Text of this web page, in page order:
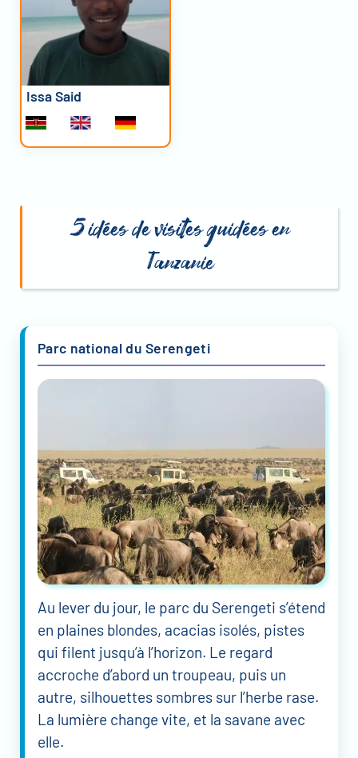
Issa Said
5 idées de visites guidées en
Tanzanie
Parc national du Serengeti
Au lever du jour, le parc du Serengeti s’étend
en plaines blondes, acacias isolés, pistes
qui filent jusqu’à l’horizon. Le regard
accroche d’abord un troupeau, puis un
autre, silhouettes sombres sur l’herbe rase.
La lumière change vite, et la savane avec
elle.